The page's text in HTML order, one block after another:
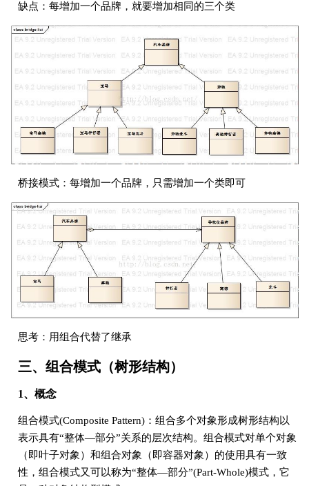
缺点：每增加一个品牌，就要增加相同的三个类
桥接模式：每增加一个品牌，只需增加一个类即可
思考：用组合代替了继承
三、组合模式（树形结构）
1、概念
组合模式(Composite Pattern)：组合多个对象形成树形结构以
表示具有“整体—部分”关系的层次结构。组合模式对单个对象
（即叶子对象）和组合对象（即容器对象）的使用具有一致
性，组合模式又可以称为“整体—部分”(Part-Whole)模式，它